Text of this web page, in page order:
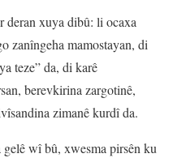
deran xuya dibû: li ocaxa
zanîngeha mamostayan, di
teze” da, di karê
berevkirina zargotinê,
zimanê kurdî da.
wî bû, xwesma pirsên ku